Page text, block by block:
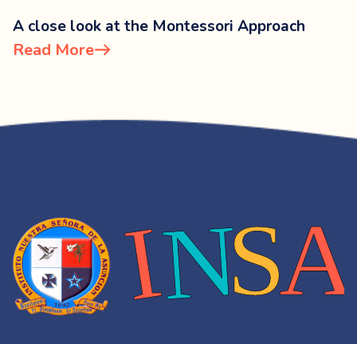
A close look at the Montessori Approach
Read More